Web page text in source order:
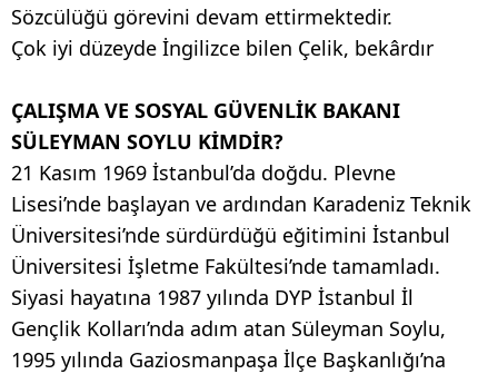
Sözcülüğü görevini devam ettirmektedir.
Çok iyi düzeyde İngilizce bilen Çelik, bekârdır
ÇALIŞMA VE SOSYAL GÜVENLİK BAKANI
SÜLEYMAN SOYLU KİMDİR?
21 Kasım 1969 İstanbul’da doğdu. Plevne
Lisesi’nde başlayan ve ardından Karadeniz Teknik
Üniversitesi’nde sürdürdüğü eğitimini İstanbul
Üniversitesi İşletme Fakültesi’nde tamamladı.
Siyasi hayatına 1987 yılında DYP İstanbul İl
Gençlik Kolları’nda adım atan Süleyman Soylu,
1995 yılında Gaziosmanpaşa İlçe Başkanlığı’na